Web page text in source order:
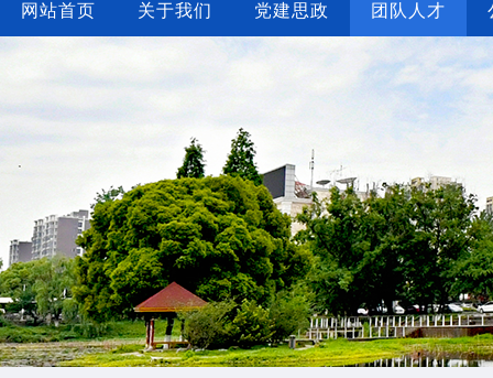
网站首页 关于我们 党建思政 团队人才